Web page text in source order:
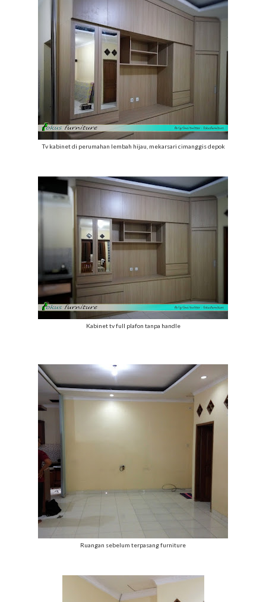
Tv kabinet di perumahan lembah hijau, mekarsari cimanggis depok
Kabinet tv full plafon tanpa handle
Ruangan sebelum terpasang furniture